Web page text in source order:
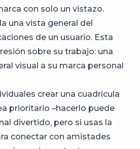
con solo un vistazo.
una vista general del
de un usuario. Esta
sobre su trabajo: una
visual a su marca personal
crear una cuadrícula
prioritario –hacerlo puede
divertido, pero si usas la
conectar con amistades